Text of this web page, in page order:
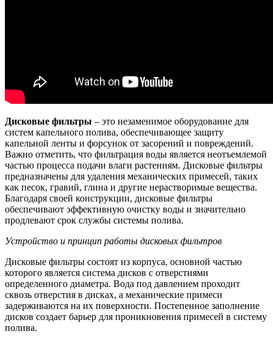
Дисковые фильтры – это незаменимое оборудование для
систем капельного полива, обеспечивающее защиту
капельной ленты и форсунок от засорений и повреждений.
Важно отметить, что фильтрация воды является неотъемлемой
частью процесса подачи влаги растениям. Дисковые фильтры
предназначены для удаления механических примесей, таких
как песок, гравий, глина и другие нерастворимые вещества.
Благодаря своей конструкции, дисковые фильтры
обеспечивают эффективную очистку воды и значительно
продлевают срок службы системы полива.
Устройство и принцип работы дисковых фильтров
Дисковые фильтры состоят из корпуса, основной частью
которого является система дисков с отверстиями
определенного диаметра. Вода под давлением проходит
сквозь отверстия в дисках, а механические примеси
задерживаются на их поверхности. Постепенное заполнение
дисков создает барьер для проникновения примесей в систему
полива.